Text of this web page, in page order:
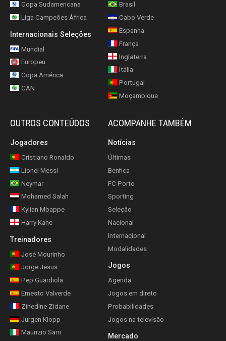
Copa Sudamericana
Liga Campeões África
Internacionais Seleções
Mundial
Europeu
Copa América
CAN
Brasil
Cabo Verde
Espanha
França
Inglaterra
Itália
Portugal
Moçambique
OUTROS CONTEÚDOS
Jogadores
Cristiano Ronaldo
Lionel Messi
Neymar
Mohamed Salah
Kylian Mbappe
Harry Kane
Treinadores
José Mourinho
Jorge Jesus
Pep Guardiola
Ernesto Valverde
Zinedine Zidane
Jurgen Klopp
Maurizio Sarri
ACOMPANHE TAMBÉM
Notícias
Últimas
Benfica
FC Porto
Sporting
Seleção
Nacional
Internacional
Modalidades
Jogos
Agenda
Jogos em direto
Probabilidades
Jogos na televisão
Mercado